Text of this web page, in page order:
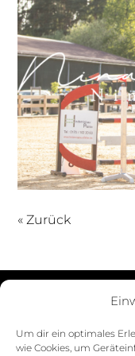
Um dir ein optimales
wie Cookies, um
« Zurück